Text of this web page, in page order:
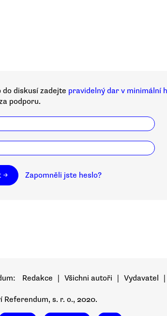
do diskusí zadejte pravidelný dar v minimální
podporu.
→ Zapomněli jste heslo?
Redakce Všichni autoři Vydavatel
s. r. o., 2020.